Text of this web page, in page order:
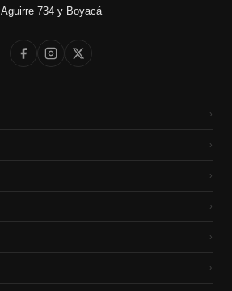
Aguirre 734 y Boyacá
›
›
›
›
›
›